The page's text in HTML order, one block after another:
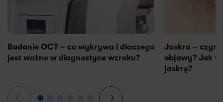
Badanie OCT – co wykrywa i dlaczego
jest ważne w diagnostyce wzroku?
Jaskra – czym
objawy? Jak
jaskrę?